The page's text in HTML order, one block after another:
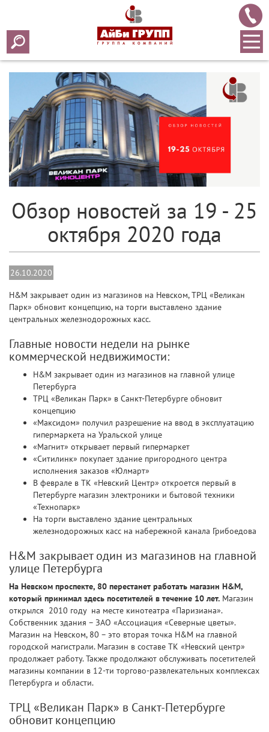
Array ( [0] => 2020 [1] => 10 [2] => 26 [3] => 465 )
Обзор новостей за 19 - 25
октября 2020 года
26.10.2020
H&M закрывает один из магазинов на Невском, ТРЦ «Великан
Парк» обновит концепцию, на торги выставлено здание
центральных железнодорожных касс.
Главные новости недели на рынке
коммерческой недвижимости:
H&M закрывает один из магазинов на главной улице
Петербурга
ТРЦ «Великан Парк» в Санкт-Петербурге обновит
концепцию
«Максидом» получил разрешение на ввод в эксплуатацию
гипермаркета на Уральской улице
«Магнит» открывает первый гипермаркет
«Ситилинк» покупает здание пригородного центра
исполнения заказов «Юлмарт»
В феврале в ТК «Невский Центр» откроется первый в
Петербурге магазин электроники и бытовой техники
«Технопарк»
На торги выставлено здание центральных
железнодорожных касс на набережной канала Грибоедова
H&M закрывает один из магазинов на главной
улице Петербурга
На Невском проспекте, 80 перестанет работать магазин H&M,
который принимал здесь посетителей в течение 10 лет. Магазин
открылся 2010 году на месте кинотеатра «Паризиана».
Собственник здания – ЗАО «Ассоциация «Северные цветы».
Магазин на Невском, 80 – это вторая точка H&M на главной
городской магистрали. Магазин в составе ТК «Невский центр»
продолжает работу. Также продолжают обслуживать посетителей
магазины компании в 12-ти торгово-развлекательных комплексах
Петербурга и области.
ТРЦ «Великан Парк» в Санкт-Петербурге
обновит концепцию